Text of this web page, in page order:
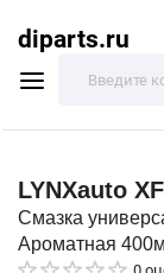
diparts.ru
LYNXauto
Смазка
Ароматная